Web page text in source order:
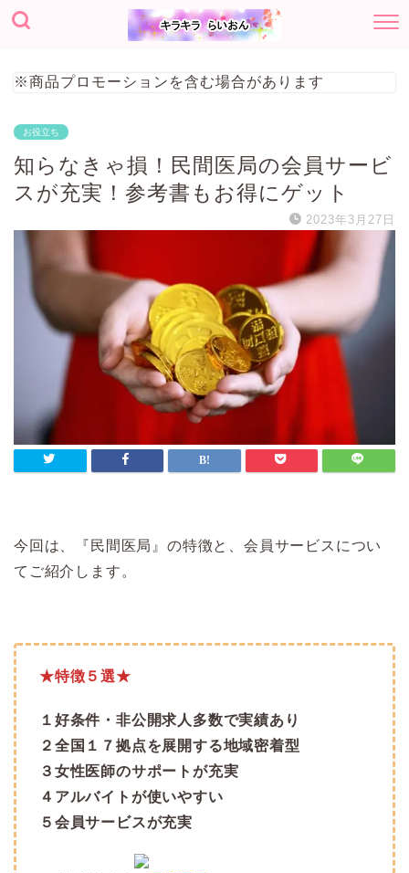
※商品プロモーションを含む場合があります
お役立ち
知らなきゃ損！民間医局の会員サービ
スが充実！参考書もお得にゲット
2023年3月27日
今回は、『民間医局』の特徴と、会員サービスについ
てご紹介します。
★特徴５選★
１好条件・非公開求人多数で実績あり
２全国１７拠点を展開する地域密着型
３女性医師のサポートが充実
４アルバイトが使いやすい
５会員サービスが充実